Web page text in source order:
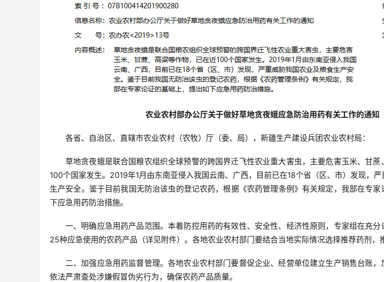
农业农村部办公厅关于做好草地贪夜蛾应急防治用药有关工作的通知
各省、自治区、直辖市农业农村（农牧）厅（委、局），新疆生产建设兵团农业农村局：
草地贪夜蛾是联合国粮农组织全球预警的跨国界迁飞性农业重大害虫，主要危害玉米、甘
100个国家发生。2019年1月由东南亚侵入我国云南、广西，目前已在18个省（区、市）发现，
生产安全。鉴于目前我国无防治该虫的登记农药，根据《农药管理条例》有关规定，我部在专家
下应急用药防治措施。
一、明确应急用药产品范围。本着防控用药的有效性、安全性、经济性原则，专家组在充分
25种应急使用的农药产品（详见附件）。各地农业农村部门要结合当地实际情况选择推荐药剂，
二、加强应急用药监督管理。各地农业农村部门要督促企业、经营单位建立生产销售台账
依法严肃查处涉嫌假冒伪劣行为，确保农药产品质量。